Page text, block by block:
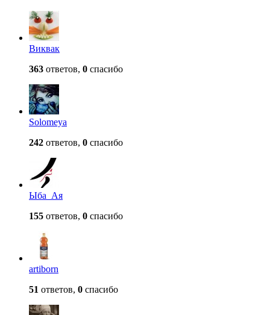
Виквак
363 ответов, 0 спасибо
Solomeya
242 ответов, 0 спасибо
Ыба_Ая
155 ответов, 0 спасибо
artiborn
51 ответов, 0 спасибо